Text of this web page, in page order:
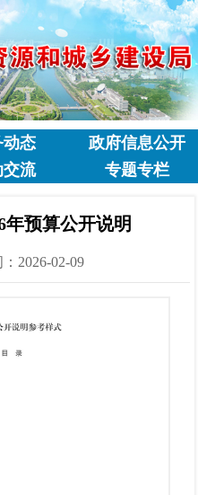
态
政府信息公开
流 专题专栏
年预算公开说明
2026-02-09